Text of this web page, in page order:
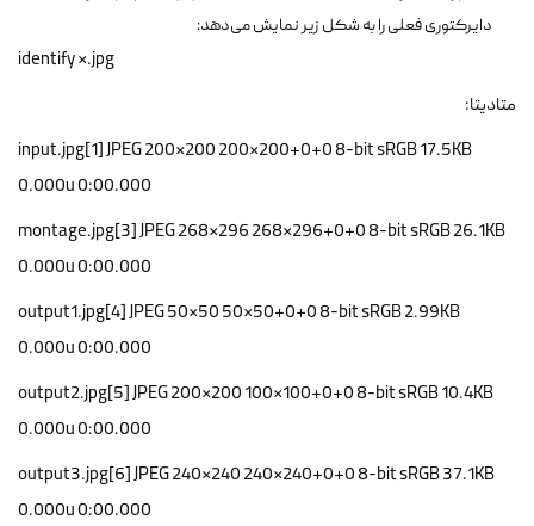
دایرکتوری فعلی را به شکل زیر نمایش می‌دهد:
identify *.jpg
متادیتا:
input.jpg[1] JPEG 200×200 200×200+0+0 8-bit sRGB 17.5KB
0.000u 0:00.000
montage.jpg[3] JPEG 268×296 268×296+0+0 8-bit sRGB 26.1KB
0.000u 0:00.000
output1.jpg[4] JPEG 50×50 50×50+0+0 8-bit sRGB 2.99KB
0.000u 0:00.000
output2.jpg[5] JPEG 200×200 100×100+0+0 8-bit sRGB 10.4KB
0.000u 0:00.000
output3.jpg[6] JPEG 240×240 240×240+0+0 8-bit sRGB 37.1KB
0.000u 0:00.000